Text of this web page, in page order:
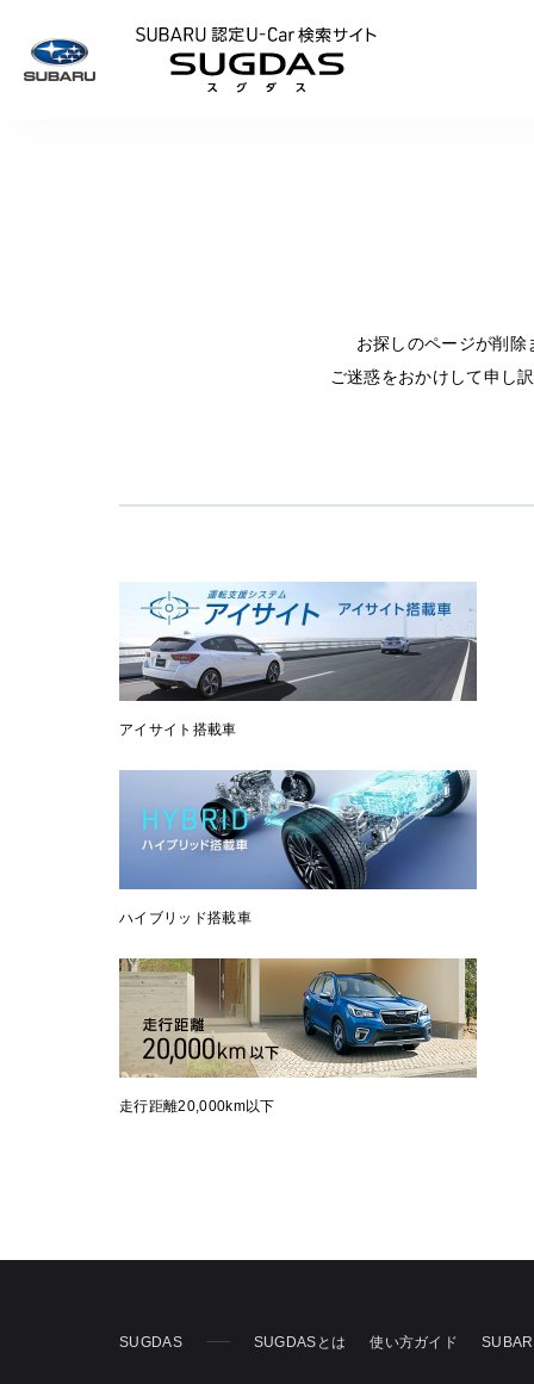
お探しのページが削
ご迷惑をおかけして申し
アイサイト搭載車
ハイブリッド搭載車
走行距離20,000km以下
SUGDAS SUGDASとは 使い方ガイド